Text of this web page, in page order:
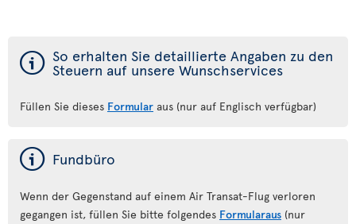
ý So erhalten Sie detaillierte Angaben zu den
Steuern auf unsere Wunschservices
Füllen Sie dieses Formular aus (nur auf Englisch verfügbar)
ý Fundbüro
Wenn der Gegenstand auf einem Air Transat-Flug verloren
gegangen ist, füllen Sie bitte folgendes Formularaus (nur